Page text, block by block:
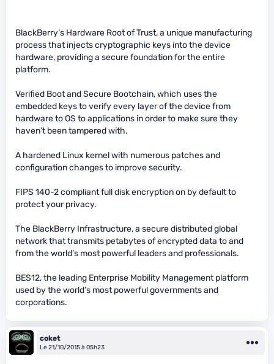
BlackBerry’s Hardware Root of Trust, a unique manufacturing
process that injects cryptographic keys into the device
hardware, providing a secure foundation for the entire
platform.
Verified Boot and Secure Bootchain, which uses the
embedded keys to verify every layer of the device from
hardware to OS to applications in order to make sure they
haven’t been tampered with.
A hardened Linux kernel with numerous patches and
configuration changes to improve security.
FIPS 140-2 compliant full disk encryption on by default to
protect your privacy.
The BlackBerry Infrastructure, a secure distributed global
network that transmits petabytes of encrypted data to and
from the world’s most powerful leaders and professionals.
BES12, the leading Enterprise Mobility Management platform
used by the world’s most powerful governments and
corporations.
coket
Le 21/10/2015 à 05h23